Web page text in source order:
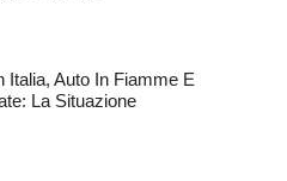
Italia, Auto In Fiamme E
La Situazione